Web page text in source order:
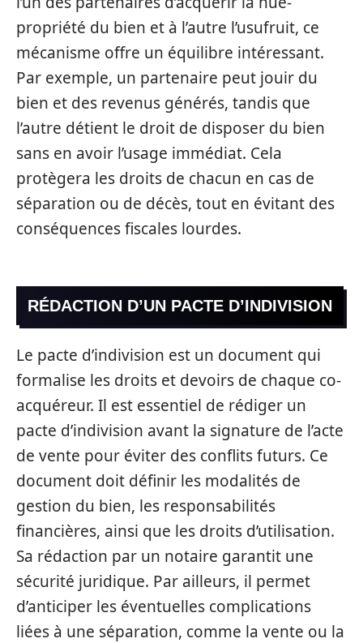
propriété du bien et à l’autre l’usufruit, ce
mécanisme offre un équilibre intéressant.
Par exemple, un partenaire peut jouir du
bien et des revenus générés, tandis que
l’autre détient le droit de disposer du bien
sans en avoir l’usage immédiat. Cela
protègera les droits de chacun en cas de
séparation ou de décès, tout en évitant des
conséquences fiscales lourdes.
RÉDACTION D’UN PACTE D’INDIVISION
Le pacte d’indivision est un document qui
formalise les droits et devoirs de chaque co-
acquéreur. Il est essentiel de rédiger un
pacte d’indivision avant la signature de l’acte
de vente pour éviter des conflits futurs. Ce
document doit définir les modalités de
gestion du bien, les responsabilités
financières, ainsi que les droits d’utilisation.
Sa rédaction par un notaire garantit une
sécurité juridique. Par ailleurs, il permet
d’anticiper les éventuelles complications
liées à une séparation, comme la vente ou la